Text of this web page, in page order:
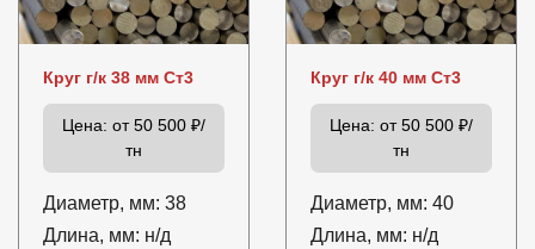
Круг г/к 38 мм Ст3
Цена: от 50 500 ₽/
тн
Диаметр, мм: 38
Длина, мм: н/д
Круг г/к 40 мм Ст3
Цена: от 50 500 ₽/
тн
Диаметр, мм: 40
Длина, мм: н/д